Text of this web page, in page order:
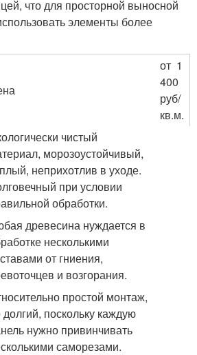
что для просторной выносной
элементы более
от 1
400
руб/
кв.м.
чистый
морозоустойчивый,
неприхотлив в уходе.
при условии
обработки.
древесина нуждается в
несколькими
от гниения,
и возгорания.
простой монтаж,
долгий, поскольку каждую
нужно привинчивать
саморезами.